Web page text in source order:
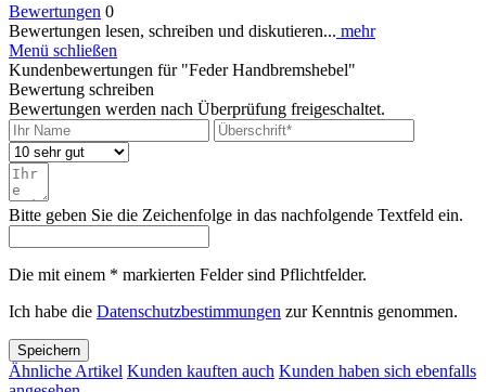
Bewertungen 0
Bewertungen lesen, schreiben und diskutieren... mehr
Menü schließen
Kundenbewertungen für "Feder Handbremshebel"
Bewertung schreiben
Bewertungen werden nach Überprüfung freigeschaltet.
Bitte geben Sie die Zeichenfolge in das nachfolgende Textfeld ein.
Die mit einem * markierten Felder sind Pflichtfelder.
Ich habe die Datenschutzbestimmungen zur Kenntnis genommen.
Speichern
Ähnliche Artikel Kunden kauften auch Kunden haben sich ebenfalls